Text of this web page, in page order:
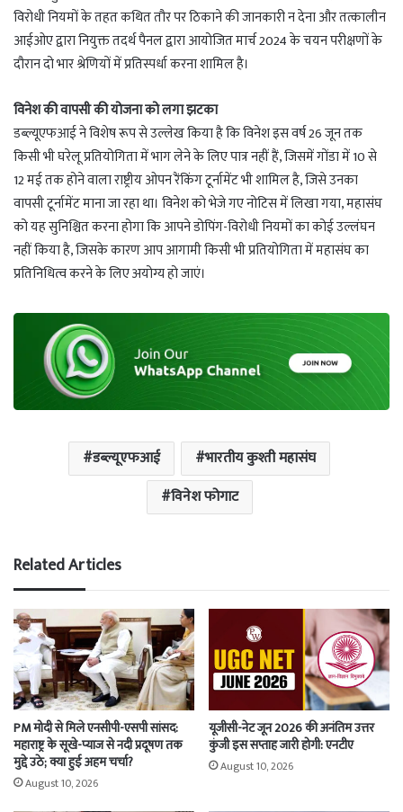
विरोधी नियमों के तहत कथित तौर पर ठिकाने की जानकारी न देना और तत्कालीन
आईओए द्वारा नियुक्त तदर्थ पैनल द्वारा आयोजित मार्च 2024 के चयन परीक्षणों के
दौरान दो भार श्रेणियों में प्रतिस्पर्धा करना शामिल है।
विनेश की वापसी की योजना को लगा झटका
डब्ल्यूएफआई ने विशेष रूप से उल्लेख किया है कि विनेश इस वर्ष 26 जून तक
किसी भी घरेलू प्रतियोगिता में भाग लेने के लिए पात्र नहीं हैं, जिसमें गोंडा में 10 से
12 मई तक होने वाला राष्ट्रीय ओपन रैंकिंग टूर्नामेंट भी शामिल है, जिसे उनका
वापसी टूर्नामेंट माना जा रहा था। विनेश को भेजे गए नोटिस में लिखा गया, महासंघ
को यह सुनिश्चित करना होगा कि आपने डोपिंग-विरोधी नियमों का कोई उल्लंघन
नहीं किया है, जिसके कारण आप आगामी किसी भी प्रतियोगिता में महासंघ का
प्रतिनिधित्व करने के लिए अयोग्य हो जाएं।
डब्ल्यूएफआई
भारतीय कुश्ती महासंघ
विनेश फोगाट
Related Articles
PM मोदी से मिले एनसीपी-एसपी सांसद:
महाराष्ट्र के सूखे-प्याज से नदी प्रदूषण तक
मुद्दे उठे; क्या हुई अहम चर्चा?
August 10, 2026
यूजीसी-नेट जून 2026 की अनंतिम उत्तर
कुंजी इस सप्ताह जारी होगी: एनटीए
August 10, 2026